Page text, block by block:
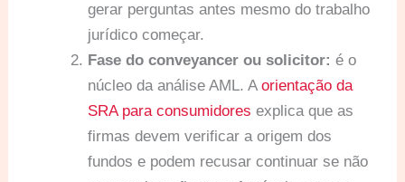
gerar perguntas antes mesmo do trabalho
jurídico começar.
Fase do conveyancer ou solicitor: é o
núcleo da análise AML. Aorientação da
SRA para consumidores explica que as
firmas devem verificar a origem dos
fundos e podem recusar continuar se não